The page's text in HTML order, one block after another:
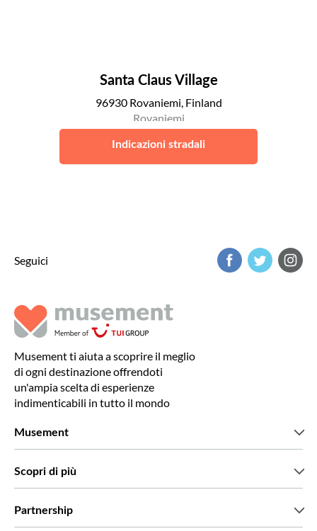
Santa Claus Village
96930 Rovaniemi, Finland
Rovaniemi
Indicazioni stradali
Seguici
Musement ti aiuta a scoprire il meglio
di ogni destinazione offrendoti
un'ampia scelta di esperienze
indimenticabili in tutto il mondo
Musement
Green & Fair Experiences
Scopri di più
Partnership